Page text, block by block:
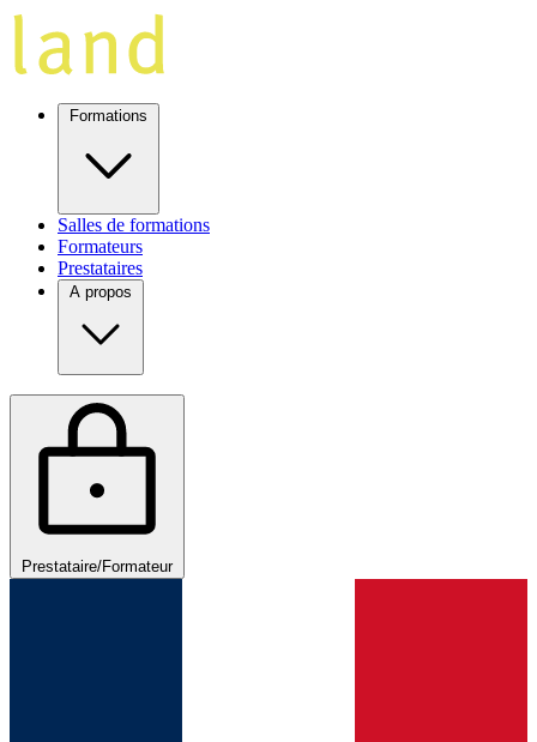
Formations
Salles de formations
Formateurs
Prestataires
A propos
Prestataire/Formateur